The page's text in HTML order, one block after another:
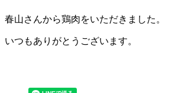
春山さんから鶏肉をいただきました。
いつもありがとうございます。